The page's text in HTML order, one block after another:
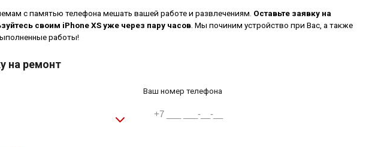
с памятью телефона мешать вашей работе и развлечениям. Оставьте заявку на
своим iPhone XS уже через пару часов. Мы починим устройство при Вас, а также
работы!
на ремонт
Ваш номер телефона